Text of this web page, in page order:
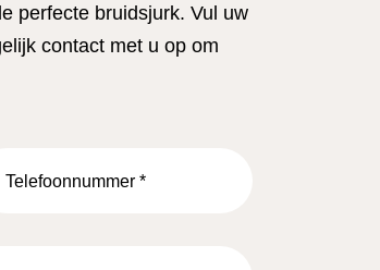
perfecte bruidsjurk. Vul uw
contact met u op om